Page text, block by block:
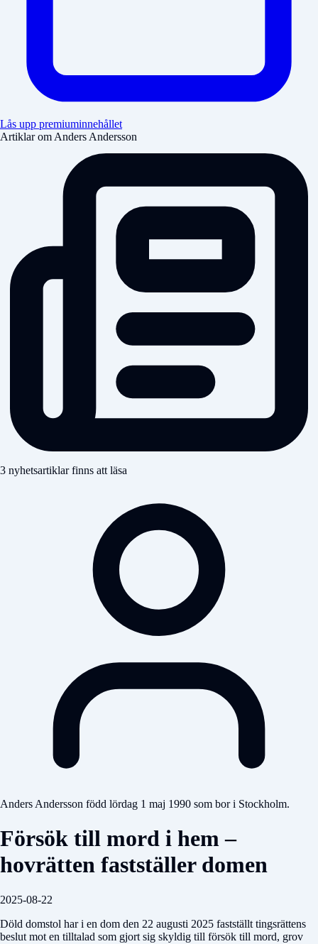
Lås upp premiuminnehållet
Artiklar om Anders Andersson
3 nyhetsartiklar finns att läsa
Anders Andersson född lördag 1 maj 1990 som bor i Stockholm.
Försök till mord i hem –
hovrätten fastställer domen
2025-08-22
Döld domstol har i en dom den 22 augusti 2025 fastställt tingsrättens
beslut mot en tilltalad som gjort sig skyldig till försök till mord, grov